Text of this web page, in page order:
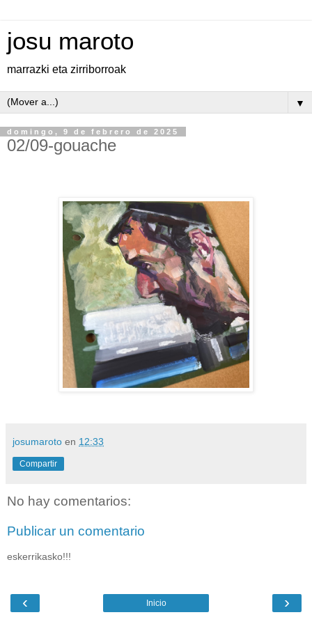
josu maroto
marrazki eta zirriborroak
▼
domingo, 9 de febrero de 2025
02/09-gouache
josumaroto en 12:33
Compartir
No hay comentarios:
Publicar un comentario
eskerrikasko!!!
‹ ›
Inicio